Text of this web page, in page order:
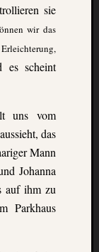
sie
wir das
leichterung,
es scheint
uns vom
das
Mann
Johanna
auf ihm zu
Parkhaus